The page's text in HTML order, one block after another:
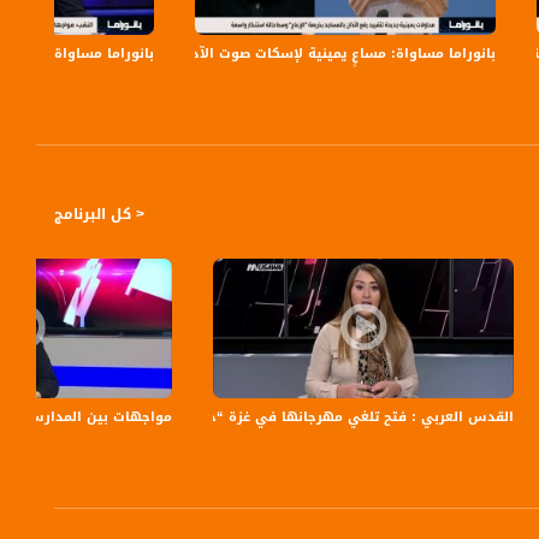
بانوراما مساواة: بن بانوراما مساواة: مساعٍ يمينية لإسكات صوت الآذان
< كل البرنامج
مواجهات بين المدارس الاهلية
القدس العربي : فتح تلغي مهرجانها في غزة “حقنا للدماء” ،الكاملة،مترو الصحافة،8-1-
ضد الجريمة والشرطة